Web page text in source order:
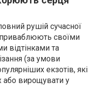
рушій сучасної
приваблюють своїми
відтінками та
(за умови
екзотів, які
або вирощувати у